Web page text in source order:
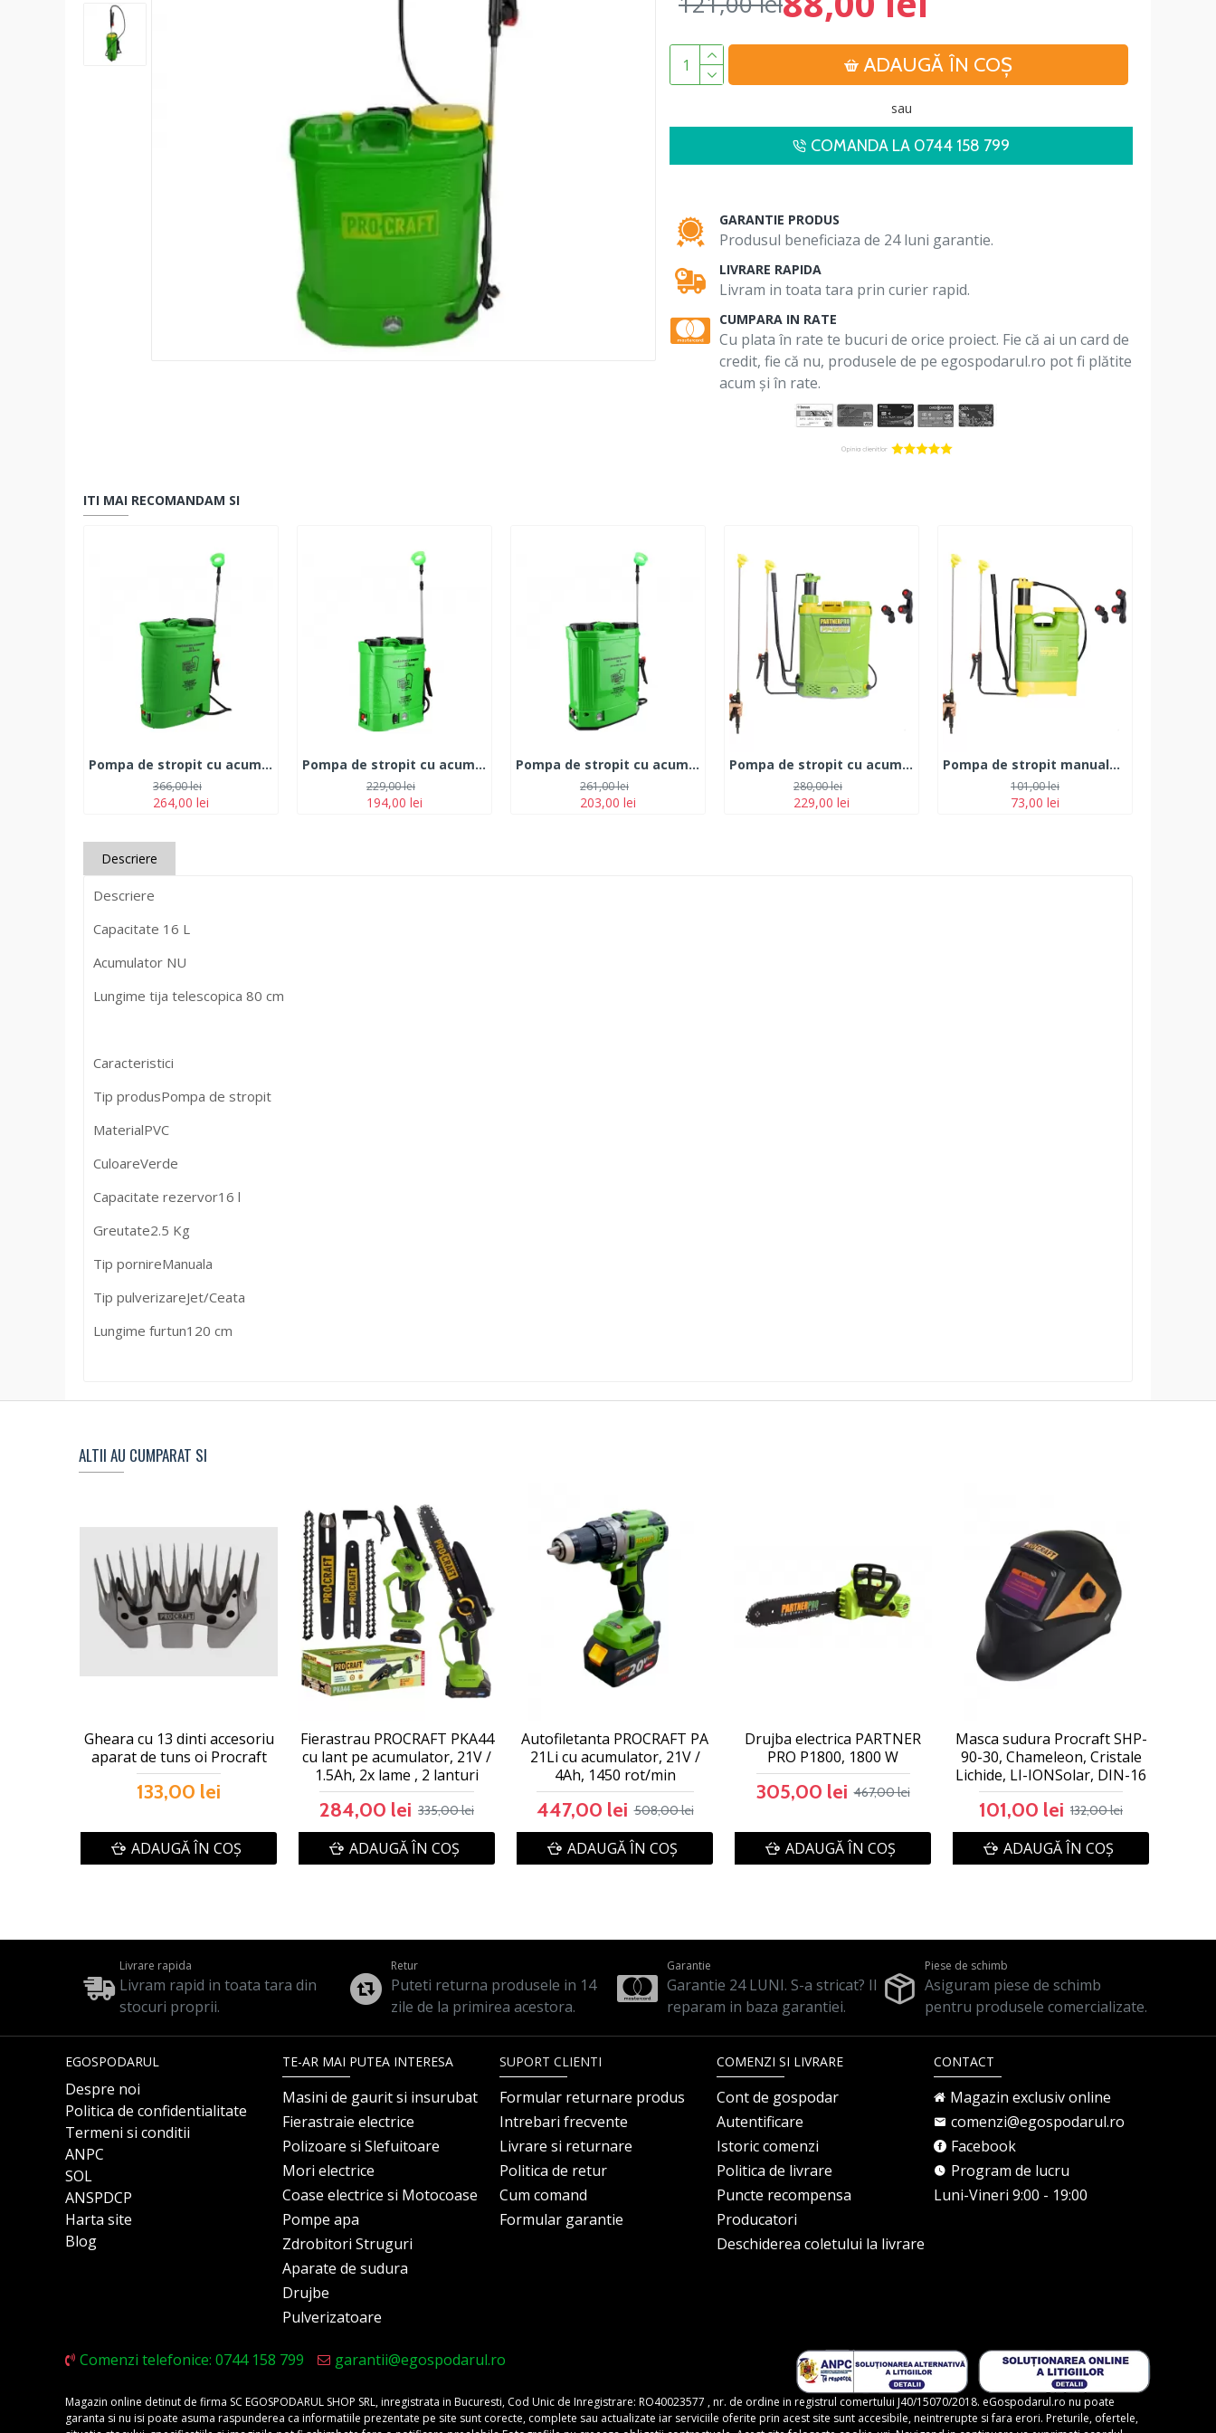
ADAUGĂ ÎN COŞ
sau
COMANDA LA 0744 158 799
GARANTIE PRODUS
Produsul beneficiaza de 24 luni garantie.
LIVRARE RAPIDA
Livram in toata tara prin curier rapid.
CUMPARA IN RATE
Cu plata în rate te bucuri de orice proiect. Fie că ai un card de
credit, fie că nu, produsele de pe egospodarul.ro pot fi plătite
acum și în rate.
ITI MAI RECOMANDAM SI
Pompa de stropit cu acumulator 18L
264,00 lei
366,00 lei
Pompa de stropit cu acumulator Micul Fermier 12L
194,00 lei
229,00 lei
Pompa de stropit cu acumulator Micul Fermier 16L
203,00 lei
261,00 lei
Pompa de stropit cu acumulator 2 in 1 PARTNER PRO PP16BM, 16L
229,00 lei
280,00 lei
Pompa de stropit manuala PARTNER PRO PP12M, 12L
73,00 lei
101,00 lei
Descriere
Descriere
Capacitate 16 L
Acumulator NU
Lungime tija telescopica 80 cm
Caracteristici
Tip produsPompa de stropit
MaterialPVC
CuloareVerde
Capacitate rezervor16 l
Greutate2.5 Kg
Tip pornireManuala
Tip pulverizareJet/Ceata
Lungime furtun120 cm
ALTII AU CUMPARAT SI
Gheara cu 13 dinti accesoriu
aparat de tuns oi Procraft
133,00 lei
ADAUGĂ ÎN COŞ
Fierastrau PROCRAFT PKA44
cu lant pe acumulator, 21V /
1.5Ah, 2x lame , 2 lanturi
284,00 lei 335,00 lei
ADAUGĂ ÎN COŞ
Autofiletanta PROCRAFT PA
21Li cu acumulator, 21V /
4Ah, 1450 rot/min
447,00 lei 508,00 lei
ADAUGĂ ÎN COŞ
Drujba electrica PARTNER
PRO P1800, 1800 W
305,00 lei 467,00 lei
ADAUGĂ ÎN COŞ
Masca sudura Procraft SHP-
90-30, Chameleon, Cristale
Lichide, LI-IONSolar, DIN-16
101,00 lei 132,00 lei
ADAUGĂ ÎN COŞ
Livrare rapida
Livram rapid in toata tara din
stocuri proprii.
Retur
Puteti returna produsele in 14
zile de la primirea acestora.
Garantie
Garantie 24 LUNI. S-a stricat? Il
reparam in baza garantiei.
Piese de schimb
Asiguram piese de schimb
pentru produsele comercializate.
EGOSPODARUL
Despre noi
Politica de confidentialitate
Termeni si conditii
ANPC
SOL
ANSPDCP
Harta site
Blog
TE-AR MAI PUTEA INTERESA
Masini de gaurit si insurubat
Fierastraie electrice
Polizoare si Slefuitoare
Mori electrice
Coase electrice si Motocoase
Pompe apa
Zdrobitori Struguri
Aparate de sudura
Drujbe
Pulverizatoare
SUPORT CLIENTI
Formular returnare produs
Intrebari frecvente
Livrare si returnare
Politica de retur
Cum comand
Formular garantie
COMENZI SI LIVRARE
Cont de gospodar
Autentificare
Istoric comenzi
Politica de livrare
Puncte recompensa
Producatori
Deschiderea coletului la livrare
CONTACT
Magazin exclusiv online
comenzi@egospodarul.ro
Facebook
Program de lucru
Luni-Vineri 9:00 - 19:00
Comenzi telefonice: 0744 158 799 garantii@egospodarul.ro
Magazin online detinut de firma SC EGOSPODARUL SHOP SRL, inregistrata in Bucuresti, Cod Unic de Inregistrare: RO40023577 , nr. de ordine in registrul comertului J40/15070/2018. eGospodarul.ro nu poate
garanta si nu isi poate asuma raspunderea ca informatiile prezentate pe site sunt corecte, complete sau actualizate iar serviciile oferite prin acest site sunt accesibile, neintrerupte si fara erori. Preturile, ofertele,